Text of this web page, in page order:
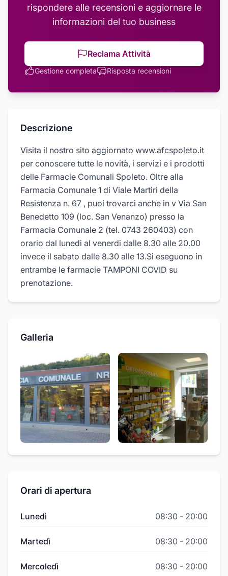
rispondere alle recensioni e aggiornare le
informazioni del tuo business
Reclama Attività
Gestione completa Risposta recensioni
Descrizione
Visita il nostro sito aggiornato www.afcspoleto.it
per conoscere tutte le novità, i servizi e i prodotti
delle Farmacie Comunali Spoleto. Oltre alla
Farmacia Comunale 1 di Viale Martiri della
Resistenza n. 67 , puoi trovarci anche in v Via San
Benedetto 109 (loc. San Venanzo) presso la
Farmacia Comunale 2 (tel. 0743 260403) con
orario dal lunedi al venerdi dalle 8.30 alle 20.00
invece il sabato dalle 8.30 alle 13.Si eseguono in
entrambe le farmacie TAMPONI COVID su
prenotazione.
Galleria
Orari di apertura
Lunedì 08:30 - 20:00
Martedì 08:30 - 20:00
Mercoledì 08:30 - 20:00